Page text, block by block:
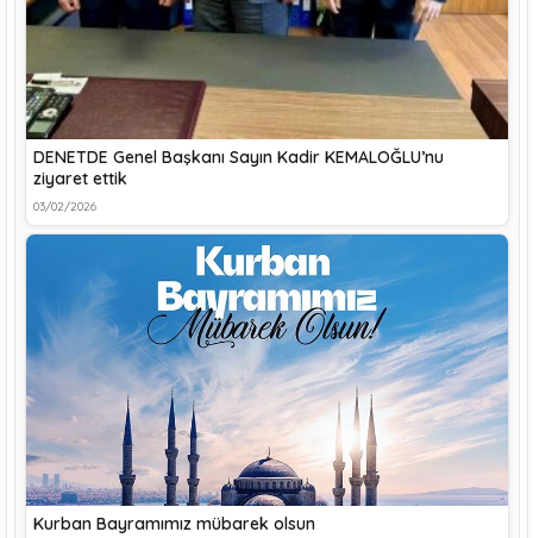
DENETDE Genel Başkanı Sayın Kadir KEMALOĞLU’nu
ziyaret ettik
03/02/2026
Kurban Bayramımız mübarek olsun